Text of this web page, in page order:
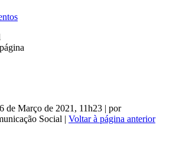
de Março de 2021, 11h23 | por
Social | Voltar à página anterior